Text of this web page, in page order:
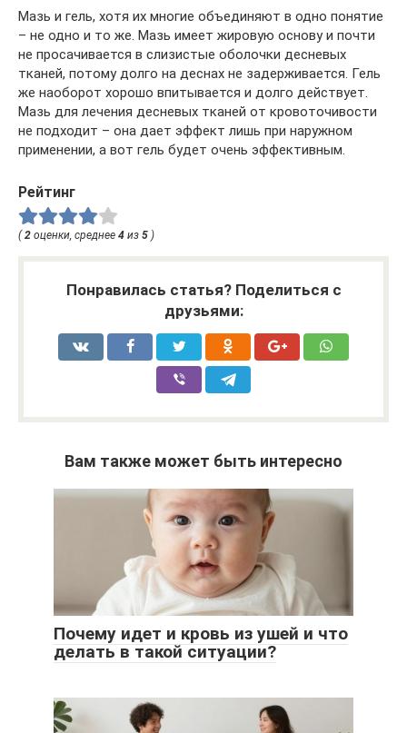
Мазь и гель, хотя их многие объединяют в одно понятие
– не одно и то же. Мазь имеет жировую основу и почти
не просачивается в слизистые оболочки десневых
тканей, потому долго на деснах не задерживается. Гель
же наоборот хорошо впитывается и долго действует.
Мазь для лечения десневых тканей от кровоточивости
не подходит – она дает эффект лишь при наружном
применении, а вот гель будет очень эффективным.
Рейтинг
(2 оценки, среднее 4 из 5 )
Понравилась статья? Поделиться с
друзьями:
Вам также может быть интересно
Почему идет и кровь из ушей и что
делать в такой ситуации?